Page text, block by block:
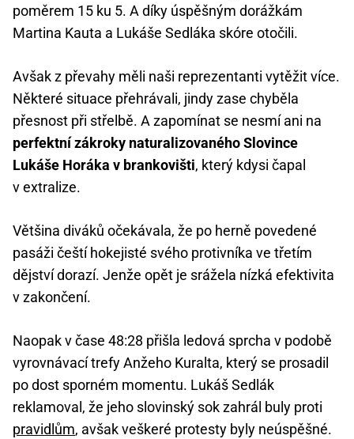
poměrem 15 ku 5. A díky úspěšným dorážkám
Martina Kauta a Lukáše Sedláka skóre otočili.
Avšak z převahy měli naši reprezentanti vytěžit více.
Některé situace přehrávali, jindy zase chyběla
přesnost při střelbě. A zapomínat se nesmí ani na
perfektní zákroky naturalizovaného Slovince
Lukáše Horáka v brankovišti, který kdysi čapal
v extralize.
Většina diváků očekávala, že po herně povedené
pasáži čeští hokejisté svého protivníka ve třetím
dějství dorazí. Jenže opět je srážela nízká efektivita
v zakončení.
Naopak v čase 48:28 přišla ledová sprcha v podobě
vyrovnávací trefy Anžeho Kuralta, který se prosadil
po dost sporném momentu. Lukáš Sedlák
reklamoval, že jeho slovinský sok zahrál buly proti
pravidlům, avšak veškeré protesty byly neúspěšné.